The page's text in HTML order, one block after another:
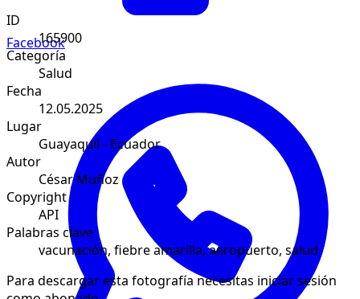
Facebook
ID
165900
Categoría
Salud
Fecha
12.05.2025
Lugar
Guayaquil - Ecuador
Autor
César Muñoz
Copyright
API
Palabras clave
vacunación, fiebre amarilla, aeropuerto, salud
Para descargar esta fotografía necesitas iniciar sesión